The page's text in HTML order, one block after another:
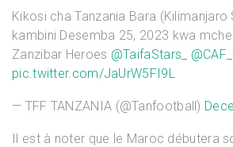
Kikosi cha Tanzania Bara
kambini Desemba 25, 2023 kwa
Zanzibar Heroes @TaifaStars_
pic.twitter.com/JaUrW5FI9L
— TFF TANZANIA (@Tanfootball)
Il est à noter que le Maroc débutera